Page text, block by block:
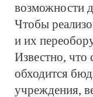
возможности
Чтобы
и их
Известно, что
обходится
учреждения,